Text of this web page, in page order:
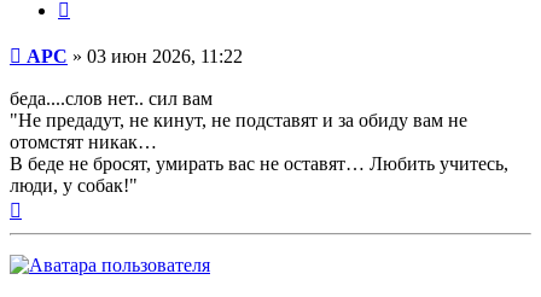
Сообщение
APC » 03 июн 2026, 11:22
беда....слов нет.. сил вам
"Не предадут, не кинут, не подставят и за обиду вам не
отомстят никак…
В беде не бросят, умирать вас не оставят… Любить учитесь,
люди, у собак!"